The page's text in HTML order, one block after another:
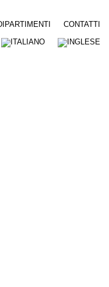
CONTATTI